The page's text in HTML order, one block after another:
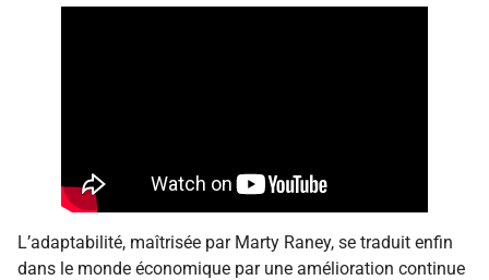
L’adaptabilité, maîtrisée par Marty Raney, se traduit enfin
dans le monde économique par une amélioration continue